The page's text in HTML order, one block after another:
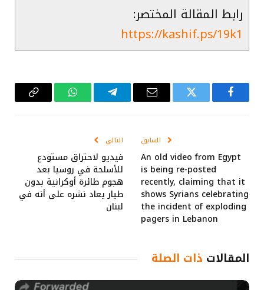
رابط المقالة المختصر:
https://kashif.ps/19k1
فيسبوك تويتر
البريد
تيلقرام واتساب Copy
السابق
An old video from Egypt
is being re-posted
recently, claiming that it
shows Syrians celebrating
the incident of exploding
pagers in Lebanon
التالي
فيديو لاحتراق مستودع
للأسلحة في روسيا بعد
هجوم طائرة أوكرانية بدون
طيار يعاد نشره على أنه في
لبنان
المقالات ذات الصلة